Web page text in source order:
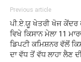
Previous article
ਪੀ.ਏ.ਯੂ ਖੇਤਰੀ ਖੋਜ ਕੇਂਦਰ
ਵਿਖੇ ਕਿਸਾਨ ਮੇਲਾ 11
ਡਿਪਟੀ ਕਮਿਸ਼ਨਰ ਵੱਲੋਂ
ਦਾ ਵੱਧ ਤੋਂ ਵੱਧ ਲਾਹਾ ਲੈਣ